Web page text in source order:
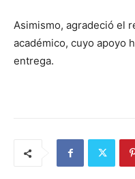
Asimismo, agradeció el
académico, cuyo apoyo
entrega.